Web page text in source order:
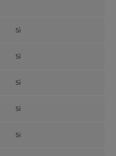
Sì
Sì
Sì
Sì
Si